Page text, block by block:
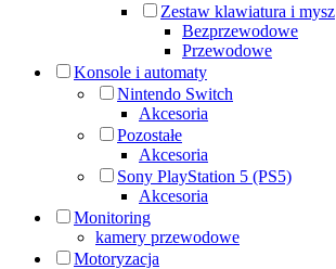
Zestaw klawiatura i mysz
Bezprzewodowe
Przewodowe
Konsole i automaty
Nintendo Switch
Akcesoria
Pozostałe
Akcesoria
Sony PlayStation 5 (PS5)
Akcesoria
Monitoring
kamery przewodowe
Motoryzacja